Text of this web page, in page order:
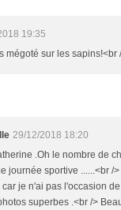
19:35
mégoté sur les sapins!<br
29/12/2018 18:20
.Oh le nombre de
journée sportive ......<br /
je n'ai pas l'occasion
superbes .<br />